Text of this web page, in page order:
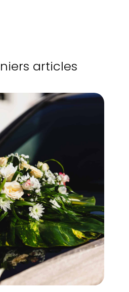
articles